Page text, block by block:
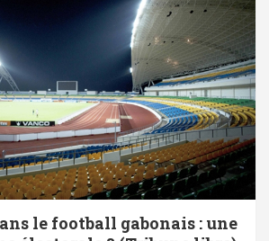
le football gabonais : une